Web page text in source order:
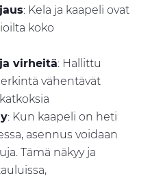
: Kela ja kaapeli ovat
koko
virheitä: Hallittu
vähentävät
: Kun kaapeli on heti
asennus voidaan
Tämä näkyy ja